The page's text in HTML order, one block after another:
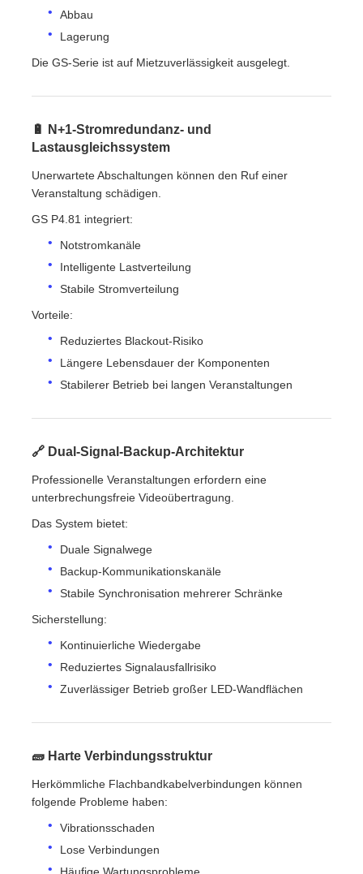
Abbau
Lagerung
Die GS-Serie ist auf Mietzuverlässigkeit ausgelegt.
🔋 N+1-Stromredundanz- und
Lastausgleichssystem
Unerwartete Abschaltungen können den Ruf einer
Veranstaltung schädigen.
GS P4.81 integriert:
Notstromkanäle
Intelligente Lastverteilung
Stabile Stromverteilung
Vorteile:
Reduziertes Blackout-Risiko
Längere Lebensdauer der Komponenten
Stabilerer Betrieb bei langen Veranstaltungen
🔗 Dual-Signal-Backup-Architektur
Professionelle Veranstaltungen erfordern eine
unterbrechungsfreie Videoübertragung.
Das System bietet:
Duale Signalwege
Backup-Kommunikationskanäle
Stabile Synchronisation mehrerer Schränke
Sicherstellung:
Kontinuierliche Wiedergabe
Reduziertes Signalausfallrisiko
Zuverlässiger Betrieb großer LED-Wandflächen
🧱 Harte Verbindungsstruktur
Herkömmliche Flachbandkabelverbindungen können
folgende Probleme haben:
Vibrationsschaden
Lose Verbindungen
Häufige Wartungsprobleme